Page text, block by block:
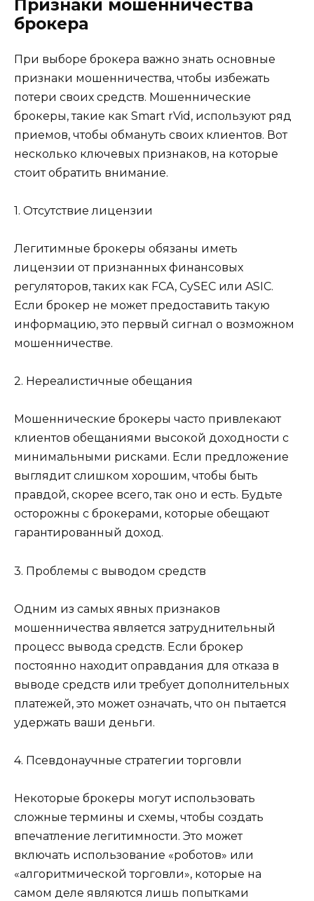
Признаки мошенничества
брокера
При выборе брокера важно знать основные
признаки мошенничества, чтобы избежать
потери своих средств. Мошеннические
брокеры, такие как Smart rVid, используют ряд
приемов, чтобы обмануть своих клиентов. Вот
несколько ключевых признаков, на которые
стоит обратить внимание.
1. Отсутствие лицензии
Легитимные брокеры обязаны иметь
лицензии от признанных финансовых
регуляторов, таких как FCA, CySEC или ASIC.
Если брокер не может предоставить такую
информацию, это первый сигнал о возможном
мошенничестве.
2. Нереалистичные обещания
Мошеннические брокеры часто привлекают
клиентов обещаниями высокой доходности с
минимальными рисками. Если предложение
выглядит слишком хорошим, чтобы быть
правдой, скорее всего, так оно и есть. Будьте
осторожны с брокерами, которые обещают
гарантированный доход.
3. Проблемы с выводом средств
Одним из самых явных признаков
мошенничества является затруднительный
процесс вывода средств. Если брокер
постоянно находит оправдания для отказа в
выводе средств или требует дополнительных
платежей, это может означать, что он пытается
удержать ваши деньги.
4. Псевдонаучные стратегии торговли
Некоторые брокеры могут использовать
сложные термины и схемы, чтобы создать
впечатление легитимности. Это может
включать использование «роботов» или
«алгоритмической торговли», которые на
самом деле являются лишь попытками